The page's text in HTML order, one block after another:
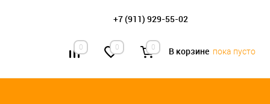
+7 (911) 929-55-02
0 0 0 В корзине пока пусто